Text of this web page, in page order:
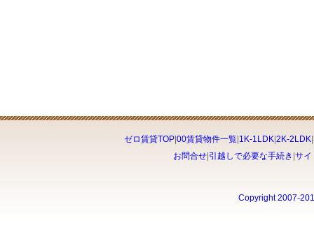
ゼロ賃貸TOP| 00賃貸物件一覧| 1K-1LDK| 2K-2LDK|
お問合せ 引越しで必要な手続き サイ
Copyright 2007-